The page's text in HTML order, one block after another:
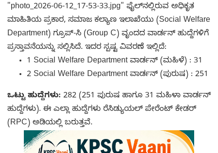
"photo_2026-06-12_17-53-33.jpg" ಫೈಲ್‌ನಲ್ಲಿರುವ ಅಧಿಕೃತ
ಮಾಹಿತಿಯ ಪ್ರಕಾರ, ಸಮಾಜ ಕಲ್ಯಾಣ ಇಲಾಖೆಯು (Social Welfare
Department) ಗ್ರೂಪ್-ಸಿ (Group C) ವೃಂದದ ವಾರ್ಡನ್ ಹುದ್ದೆಗಳಿಗೆ
ಪ್ರಸ್ತಾವನೆಯನ್ನು ಸಲ್ಲಿಸಿದೆ. ಇದರ ಸ್ಪಷ್ಟ ವಿವರಣೆ ಇಲ್ಲಿದೆ:
1 Social Welfare Department ವಾರ್ಡನ್ (ಮಹಿಳೆ) : 31
2 Social Welfare Department ವಾರ್ಡನ್ (ಪುರುಷ) : 251
ಒಟ್ಟು ಹುದ್ದೆಗಳು: 282 (251 ಪುರುಷ ಹಾಗೂ 31 ಮಹಿಳಾ ವಾರ್ಡನ್
ಹುದ್ದೆಗಳು). ಈ ಎಲ್ಲಾ ಹುದ್ದೆಗಳು ರೆಸಿಡ್ಯುಯಲ್ ಪೇರೆಂಟ್ ಕೇಡರ್
(RPC) ಅಡಿಯಲ್ಲಿ ಬರುತ್ತವೆ.